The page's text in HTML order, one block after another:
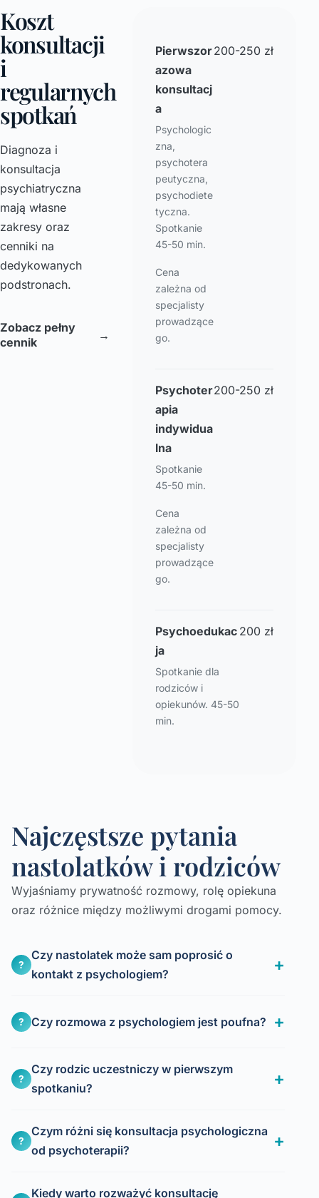
Koszt
konsultacji
i
regularnych
spotkań
Diagnoza i
konsultacja
psychiatryczna
mają własne
zakresy oraz
cenniki na
dedykowanych
podstronach.
Zobacz pełny
cennik
→
Pierwszor
azowa
konsultacj
a
Psychologic
zna,
psychotera
peutyczna,
psychodiete
tyczna.
Spotkanie
45-50 min.
Cena
zależna od
specjalisty
prowadzące
go.
200-250 zł
Psychoter
apia
indywidua
lna
Spotkanie
45-50 min.
Cena
zależna od
specjalisty
prowadzące
go.
200-250 zł
Psychoedukac
ja
Spotkanie dla
rodziców i
opiekunów. 45-50
min.
200 zł
Najczęstsze pytania
nastolatków i rodziców
Wyjaśniamy prywatność rozmowy, rolę opiekuna
oraz różnice między możliwymi drogami pomocy.
?
Czy nastolatek może sam poprosić o
kontakt z psychologiem?
? Czy rozmowa z psychologiem jest poufna?
?
Czy rodzic uczestniczy w pierwszym
spotkaniu?
?
Czym różni się konsultacja psychologiczna
od psychoterapii?
Kiedy warto rozważyć konsultację